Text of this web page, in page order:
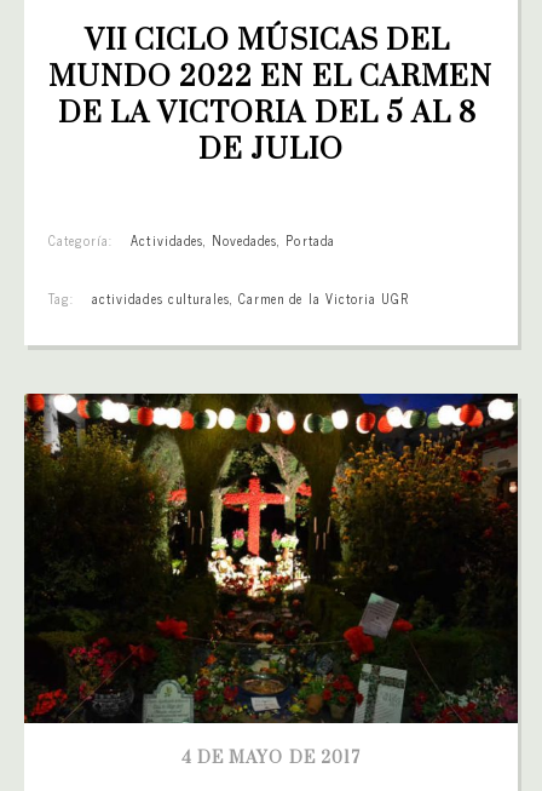
VII CICLO MÚSICAS DEL
MUNDO 2022 EN EL CARMEN
DE LA VICTORIA DEL 5 AL 8
DE JULIO
Categoría: Actividades, Novedades, Portada
Tag: actividades culturales,Carmen de la Victoria UGR
4 DE MAYO DE 2017